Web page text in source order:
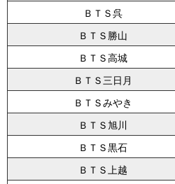
ＢＴＳ呉
ＢＴＳ勝山
ＢＴＳ高城
ＢＴＳ三日月
ＢＴＳみやき
ＢＴＳ旭川
ＢＴＳ黒石
ＢＴＳ上越